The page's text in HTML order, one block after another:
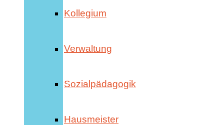
Kollegium
Verwaltung
Sozialpädagogik
Hausmeister